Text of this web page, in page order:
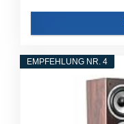
EMPFEHLUNG NR. 4